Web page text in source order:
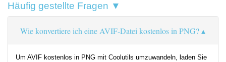
Häufig gestellte Fragen ▼
Wie konvertiere ich eine AVIF-Datei kostenlos in PNG?
Um AVIF kostenlos in PNG mit Coolutils umzuwandeln, laden Sie